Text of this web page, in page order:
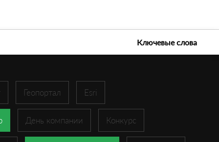
Ключевые слова
Геопортал Esri
День компании Конкурс